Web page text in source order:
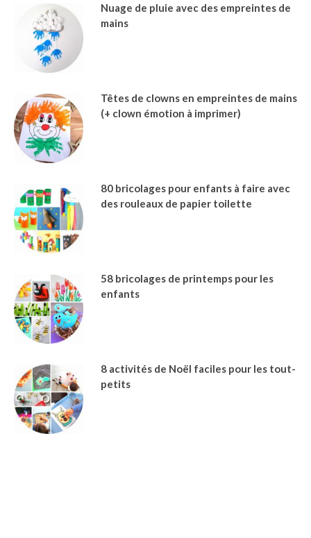
Nuage de pluie avec des empreintes de
mains
Têtes de clowns en empreintes de mains
(+ clown émotion à imprimer)
80 bricolages pour enfants à faire avec
des rouleaux de papier toilette
58 bricolages de printemps pour les
enfants
8 activités de Noël faciles pour les tout-
petits